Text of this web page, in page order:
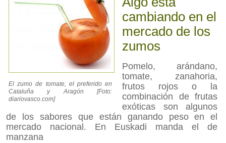
El zumo de tomate, el preferido en
Cataluña y Aragón [Foto:
diariovasco.com]
cambiando en el
mercado de los
zumos
Pomelo, arándano,
tomate, zanahoria,
frutos rojos o la
combinación de frutas
exóticas son algunos
de los sabores que están ganando peso en el
mercado nacional. En Euskadi manda el de
manzana